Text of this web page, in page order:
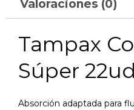
Valoraciones (0)
Tampax
Súper
Absorción adaptada para